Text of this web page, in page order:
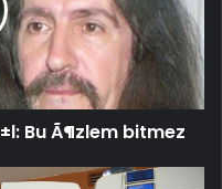
Bu Ã¶zlem bitmez